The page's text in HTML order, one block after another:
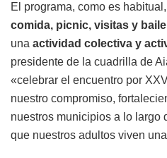
El programa, como es
comida, picnic, visitas y baile
una actividad colectiva y
presidente de la cuadrilla de
«celebrar el encuentro por
nuestro compromiso,
nuestros municipios a lo largo
que nuestros adultos viven